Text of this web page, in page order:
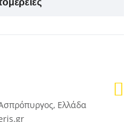
Ελλάδα